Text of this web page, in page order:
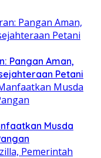
Pangan Aman,
Petani
Musda